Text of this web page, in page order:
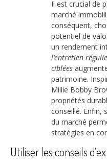
Il est crucial de
marché
conséquent,
potentiel de
un rendement
l’entretien
ciblées
patrimoine.
Millie Bobby
propriétés
conseillé. Enfin,
du marché
stratégies en
Utiliser les conseils